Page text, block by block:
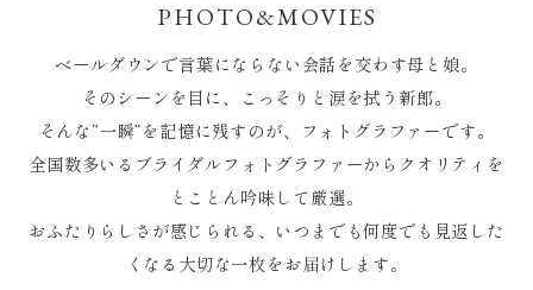
PHOTO&MOVIES
ベールダウンで言葉にならない会話を交わす母と娘。
そのシーンを目に、こっそりと涙を拭う新郎。
そんな“一瞬”を記憶に残すのが、
フォトグラファーです。
全国数多いるブライダルフォトグラファーから クオリティを
とことん吟味して厳選。
おふたりらしさが感じられる、 いつまでも何度でも見返した
くなる 大切な一枚をお届けします。